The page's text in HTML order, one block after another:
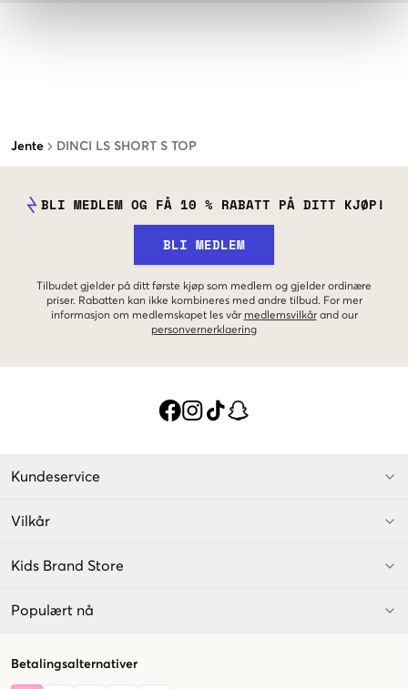
Jente DINCI LS SHORT S TOP
BLI MEDLEM OG FÅ 10 % RABATT PÅ DITT KJØP!
BLI MEDLEM
Tilbudet gjelder på ditt første kjøp som medlem og gjelder ordinære
priser. Rabatten kan ikke kombineres med andre tilbud. For mer
informasjon om medlemskapet les vår medlemsvilkår and our
personvernerklaering
Kundeservice
Vilkår
Kids Brand Store
Populært nå
Betalingsalternativer